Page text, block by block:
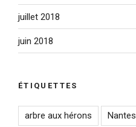
juillet 2018
juin 2018
ÉTIQUETTES
arbre aux hérons Nantes